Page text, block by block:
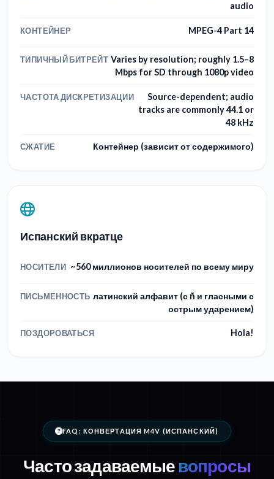
audio
КОНТЕЙНЕР MPEG-4 Part 14
ТИПИЧНЫЙ БИТРЕЙТ Varies by resolution; roughly 1.5–8
Mbps for SD through 1080p video
ЧАСТОТА ДИСКРЕТИЗАЦИИ
Source-dependent; audio
tracks are commonly 44.1 or
48 kHz
СЖАТИЕ Контейнер (зависит от содержимого)
Испанский вкратце
НОСИТЕЛИ ~560 миллионов носителей по всему миру
ПИСЬМЕННОСТЬ латинский алфавит (с ñ и гласными с
острым ударением)
ПОЗДОРОВАТЬСЯ Hola!
FAQ: КОНВЕРТАЦИЯ M4V (ИСПАНСКИЙ)
Часто задаваемые вопросы